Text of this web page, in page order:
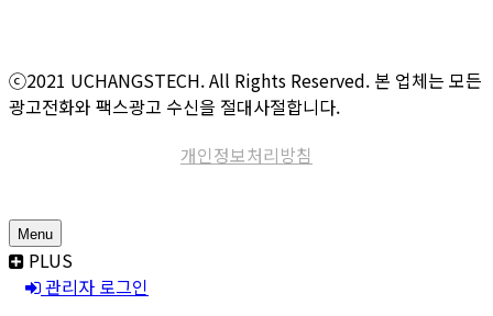
ⓒ2021 UCHANGSTECH. All Rights Reserved. 본 업체는 모든
광고전화와 팩스광고 수신을 절대사절합니다.
개인정보처리방침
Menu
PLUS
관리자 로그인